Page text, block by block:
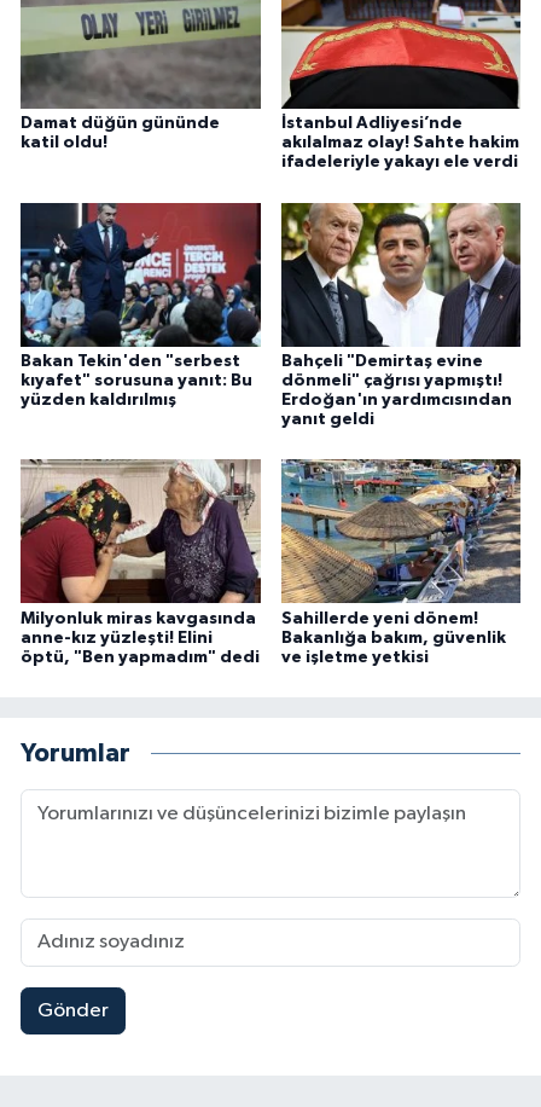
Damat düğün gününde
katil oldu!
İstanbul Adliyesi’nde
akılalmaz olay! Sahte hakim
ifadeleriyle yakayı ele verdi
Bakan Tekin'den "serbest
kıyafet" sorusuna yanıt: Bu
yüzden kaldırılmış
Bahçeli "Demirtaş evine
dönmeli" çağrısı yapmıştı!
Erdoğan'ın yardımcısından
yanıt geldi
Milyonluk miras kavgasında
anne-kız yüzleşti! Elini
öptü, "Ben yapmadım" dedi
Sahillerde yeni dönem!
Bakanlığa bakım, güvenlik
ve işletme yetkisi
Yorumlar
Gönder